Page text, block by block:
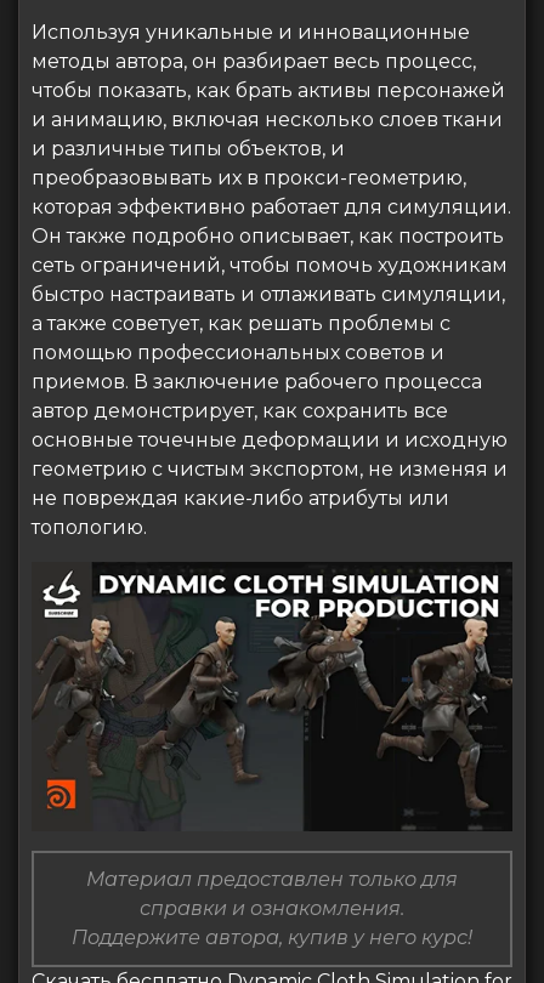
Используя уникальные и инновационные
методы автора, он разбирает весь процесс,
чтобы показать, как брать активы персонажей
и анимацию, включая несколько слоев ткани
и различные типы объектов, и
преобразовывать их в прокси-геометрию,
которая эффективно работает для симуляции.
Он также подробно описывает, как построить
сеть ограничений, чтобы помочь художникам
быстро настраивать и отлаживать симуляции,
а также советует, как решать проблемы с
помощью профессиональных советов и
приемов. В заключение рабочего процесса
автор демонстрирует, как сохранить все
основные точечные деформации и исходную
геометрию с чистым экспортом, не изменяя и
не повреждая какие-либо атрибуты или
топологию.
Материал предоставлен только для
справки и ознакомления.
Поддержите автора, купив у него курс!